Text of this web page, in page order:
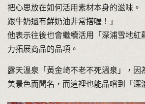
把心思放在如何活用素材本身的滋味。
跟牛奶還有鮮奶油非常搭喔！」
他表示往後也會繼續活用「深浦雪地紅
力拓展商品的品項。
露天溫泉「黃金崎不老不死溫泉」，因
美景色而聞名，而這裡也能品嚐到「深